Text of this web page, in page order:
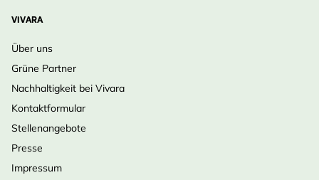
VIVARA
Über uns
Grüne Partner
Nachhaltigkeit bei Vivara
Kontaktformular
Stellenangebote
Presse
Impressum